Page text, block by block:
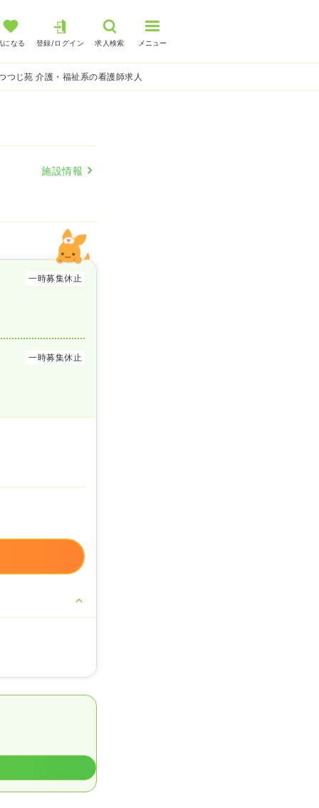
になる 登録/ログイン 求人検索 メニュー
つじ苑 介護・福祉系の看護師求人
施設情報
一時募集休止
一時募集休止